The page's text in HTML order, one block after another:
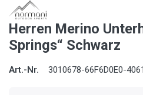
Herren Merino
Springs“ Schwarz
Art.-Nr. 3010678-66F6D0E0-